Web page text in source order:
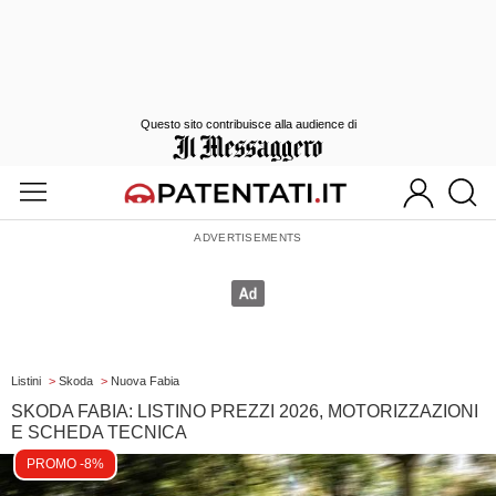
Listini > Skoda > Nuova Fabia
SKODA FABIA: LISTINO PREZZI 2026, MOTORIZZAZIONI
E SCHEDA TECNICA
PROMO -8%
Questo sito contribuisce alla audience di